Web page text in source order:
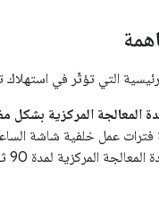
التي تؤثّر في استهلاك
المعالجة المركزية بشكل
فترات عمل خلفية شاشة